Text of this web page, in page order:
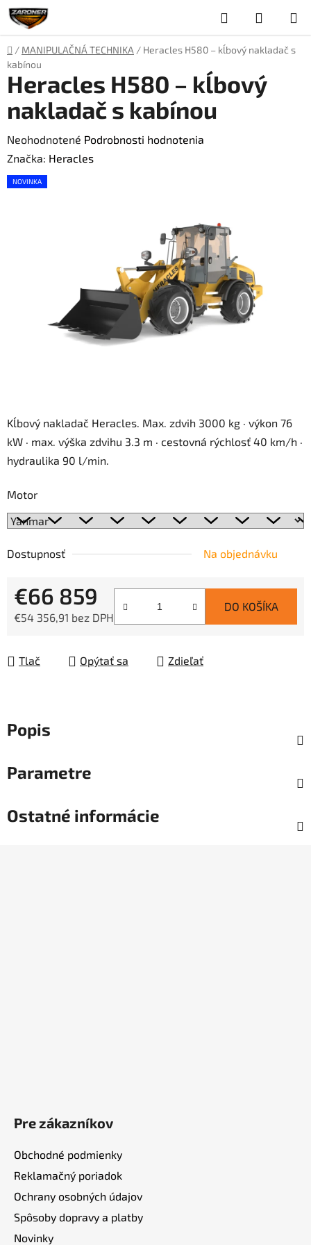
Prejsť
na
obsah
Hľadať
KOŠÍK
Domov
/ MANIPULAČNÁ TECHNIKA / Heracles H580 – kĺbový nakladač s
kabínou
Kĺbový nakladač Heracles. Max. zdvih 3000 kg · výkon 76
kW · max. výška zdvihu 3.3 m · cestovná rýchlosť 40 km/h ·
hydraulika 90 l/min.
Motor
Dostupnosť Na objednávku
€66 859
€54 356,91 bez DPH
DO KOŠÍKA
Tlač Opýtať sa Zdieľať
Heracles H580 – kĺbový
nakladač s kabínou
Priemerné
hodnotenie
produktu
Neohodnotené Podrobnosti hodnotenia
Značka: Heracles
NOVINKA
Popis
Parametre
Ostatné informácie
Pre zákazníkov
Obchodné podmienky
Reklamačný poriadok
Ochrany osobných údajov
Spôsoby dopravy a platby
Novinky